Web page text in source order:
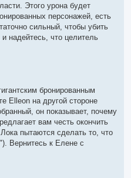
Этого урона будет
персонажей, есть
сильный, чтобы убить
надейтесь, что целитель
бронированным
Elleon на другой стороне
он показывает, почему
вам честь окончить
пытаются сделать то, что
Вернитесь к Елене с